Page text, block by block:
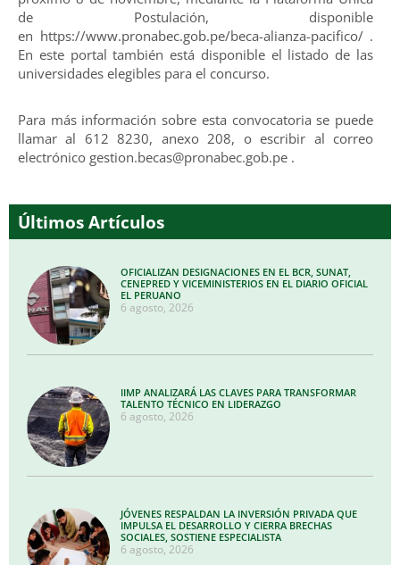
de Postulación, disponible
en https://www.pronabec.gob.pe/beca-alianza-pacifico/ .
En este portal también está disponible el listado de las
universidades elegibles para el concurso.
Para más información sobre esta convocatoria se puede
llamar al 612 8230, anexo 208, o escribir al correo
electrónico gestion.becas@pronabec.gob.pe .
Últimos Artículos
OFICIALIZAN DESIGNACIONES EN EL BCR, SUNAT,
CENEPRED Y VICEMINISTERIOS EN EL DIARIO OFICIAL
EL PERUANO
6 agosto, 2026
IIMP ANALIZARÁ LAS CLAVES PARA TRANSFORMAR
TALENTO TÉCNICO EN LIDERAZGO
6 agosto, 2026
JÓVENES RESPALDAN LA INVERSIÓN PRIVADA QUE
IMPULSA EL DESARROLLO Y CIERRA BRECHAS
SOCIALES, SOSTIENE ESPECIALISTA
6 agosto, 2026